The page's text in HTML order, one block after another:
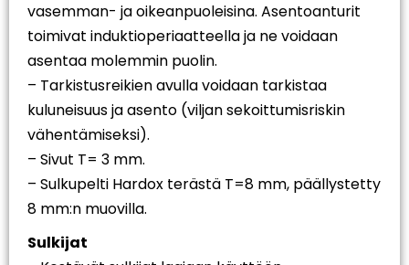
vasemman- ja oikeanpuoleisina. Asentoanturit
toimivat induktioperiaatteella ja ne voidaan
asentaa molemmin puolin.
– Tarkistusreikien avulla voidaan tarkistaa
kuluneisuus ja asento (viljan sekoittumisriskin
vähentämiseksi).
– Sivut T= 3 mm.
– Sulkupelti Hardox terästä T=8 mm, päällystetty
8 mm:n muovilla.
Sulkijat